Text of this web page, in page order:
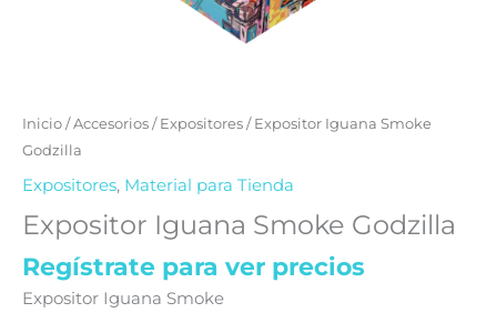
Inicio/Accesorios/Expositores/ Expositor Iguana Smoke
Godzilla
Expositores, Material para Tienda
Expositor Iguana Smoke Godzilla
Regístrate para ver precios
Expositor Iguana Smoke